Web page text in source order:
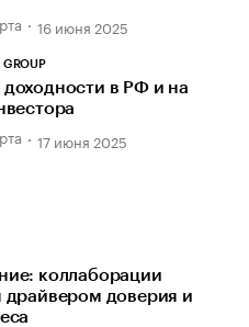
16 июня 2025
GROUP
в РФ и на
17 июня 2025
коллаборации
драйвером доверия и